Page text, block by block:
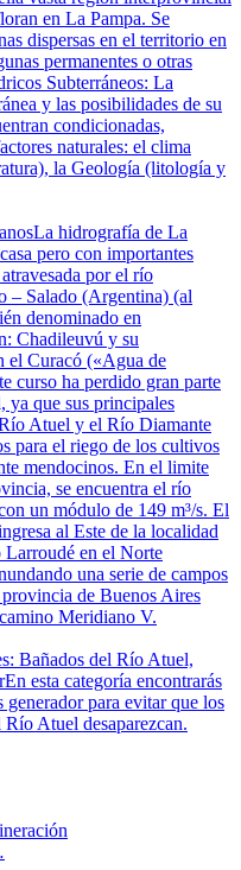
en La Pampa. Se
dispersas en el territorio en
permanentes o otras
Subterráneos: La
y las posibilidades de su
condicionadas,
naturales: el clima
la Geología (litología y
La hidrografía de La
pero con importantes
por el río
– Salado (Argentina) (al
denominado en
Chadileuvú y su
el Curacó («Agua de
curso ha perdido gran parte
ya que sus principales
Atuel y el Río Diamante
para el riego de los cultivos
mendocinos. En el limite
se encuentra el río
un módulo de 149 m³/s. El
al Este de la localidad
Larroudé en el Norte
una serie de campos
de Buenos Aires
Meridiano V.
Bañados del Río Atuel,
En esta categoría encontrarás
generador para evitar que los
Río Atuel desaparezcan.